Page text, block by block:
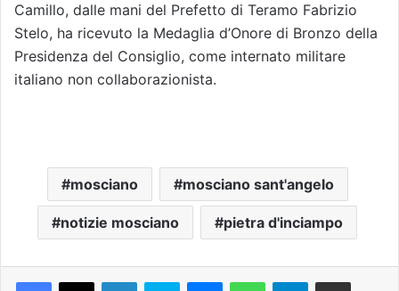
Camillo, dalle mani del Prefetto di Teramo Fabrizio
Stelo, ha ricevuto la Medaglia d’Onore di Bronzo della
Presidenza del Consiglio, come internato militare
italiano non collaborazionista.
mosciano mosciano sant'angelo
notizie mosciano pietra d'inciampo
Telegram